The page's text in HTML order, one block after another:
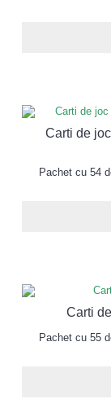
Carti de
Pachet cu 54
Carti
Pachet cu 55